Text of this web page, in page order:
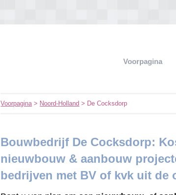
Voorpagina
Voorpagina> Noord-Holland > De Cocksdorp
Bouwbedrijf De Cocksdorp:
nieuwbouw & aanbouw
bedrijven met BV of kvk uit de